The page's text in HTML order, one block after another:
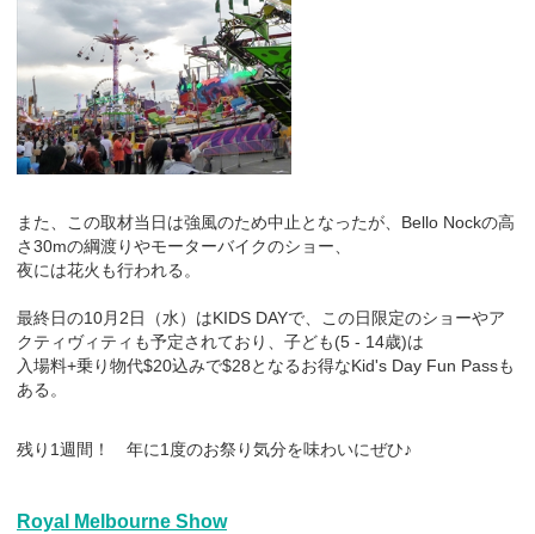
また、この取材当日は強風のため中止となったが、Bello Nockの高
さ30mの綱渡りやモーターバイクのショー、
夜には花火も行われる。
最終日の10月2日（水）はKIDS DAYで、この日限定のショーやア
クティヴィティも予定されており、子ども(5 - 14歳)は
入場料+乗り物代$20込みで$28となるお得なKid's Day Fun Passも
ある。
残り1週間！ 年に1度のお祭り気分を味わいにぜひ♪
Royal Melbourne Show